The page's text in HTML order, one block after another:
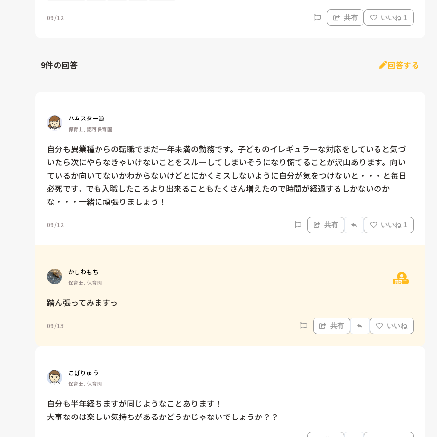
09/12 共有 いいね 1
9件の回答 回答する
ハムスター🐹
保育士, 認可保育園
自分も異業種からの転職でまだ一年未満の勤務です。子どものイレギュラーな対応をしていると気づ
いたら次にやらなきゃいけないことをスルーしてしまいそうになり慌てることが沢山あります。向い
ているか向いてないかわからないけどとにかくミスしないように自分が気をつけないと・・・と毎日
必死です。でも入職したころより出来ることもたくさん増えたので時間が経過するしかないのか
な・・・一緒に頑張りましょう！
09/12 共有 いいね 1
かしわもち
保育士, 保育園 質問主
踏ん張ってみますっ
09/13 共有 いいね
こばりゅう
保育士, 保育園
自分も半年経ちますが同じようなことあります！
大事なのは楽しい気持ちがあるかどうかじゃないでしょうか？？